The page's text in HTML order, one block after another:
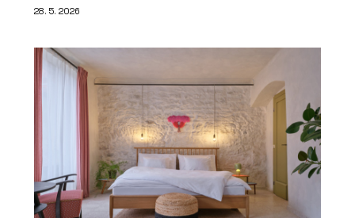
28. 5. 2026